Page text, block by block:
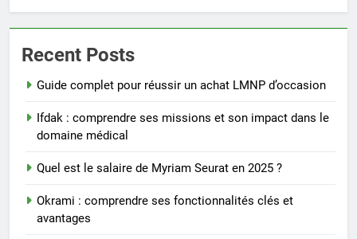
Recent Posts
Guide complet pour réussir un achat LMNP d’occasion
Ifdak : comprendre ses missions et son impact dans le
domaine médical
Quel est le salaire de Myriam Seurat en 2025 ?
Okrami : comprendre ses fonctionnalités clés et
avantages